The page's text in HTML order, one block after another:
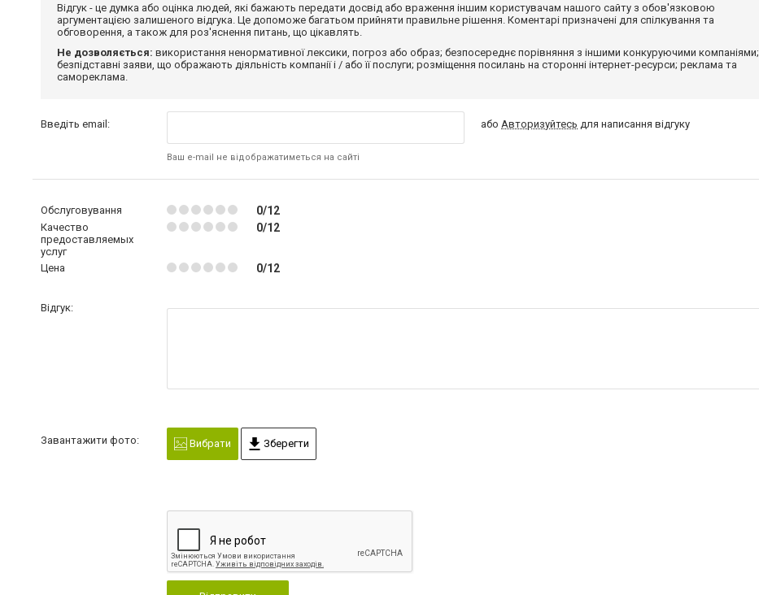
Відгук - це думка або оцінка людей, які бажають передати досвід або враження іншим користувачам нашого сайту з обов'язковою
аргументацією залишеного відгука. Це допоможе багатьом прийняти правильне рішення. Коментарі призначені для спілкування та
обговорення, а також для роз'яснення питань, що цікавлять.
Не дозволяється: використання ненормативної лексики, погроз або образ; безпосереднє порівняння з іншими конкуруючими компаніями;
безпідставні заяви, що ображають діяльність компанії і / або її послуги; розміщення посилань на сторонні інтернет-ресурси; реклама та
самореклама.
Введіть email:
Ваш e-mail не відображатиметься на сайті
або Авторизуйтесь для написання відгуку
Обслуговування 0/12
Качество
предоставляемых
услуг
0/12
Цена 0/12
Відгук:
Завантажити фото: Вибрати Зберегти